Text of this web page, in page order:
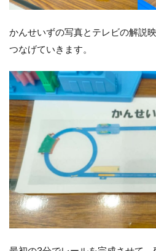
かんせいずの写真とテレビの解説
つなげていきます。